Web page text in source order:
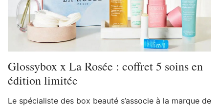
Glossybox x La Rosée : coffret 5 soins en
édition limitée
Le spécialiste des box beauté s’associe à la marque de